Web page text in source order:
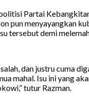
Partai
pun menyayangkan
tersebut demi
dan justru cuma
mahal. Isu ini yang
tutur Razman.